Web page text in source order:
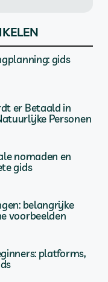
gids
er Betaald in
Personen
nomaden en
gids
belangrijke
voorbeelden
platforms,